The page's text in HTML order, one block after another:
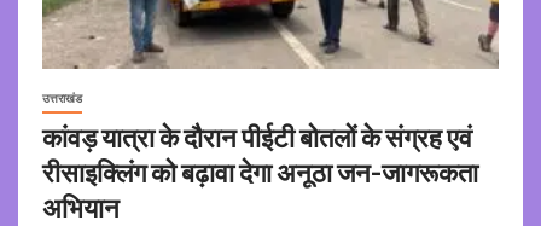
उत्तराखंड
कांवड़ यात्रा के दौरान पीईटी बोतलों के संग्रह एवं
रीसाइक्लिंग को बढ़ावा देगा अनूठा जन-जागरूकता
अभियान